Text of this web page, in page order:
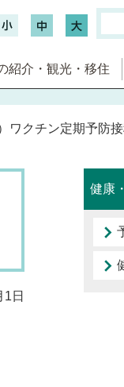
紹介・観光・移住
ワクチン定期予防
日
健康